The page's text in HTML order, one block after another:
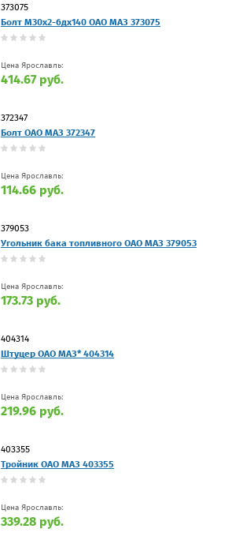
373075
Болт М30х2-6дх140 ОАО МАЗ 373075
Цена Ярославль:
414.67 руб.
372347
Болт ОАО МАЗ 372347
Цена Ярославль:
114.66 руб.
379053
Угольник бака топливного ОАО МАЗ 379053
Цена Ярославль:
173.73 руб.
404314
Штуцер ОАО МАЗ* 404314
Цена Ярославль:
219.96 руб.
403355
Тройник ОАО МАЗ 403355
Цена Ярославль:
339.28 руб.